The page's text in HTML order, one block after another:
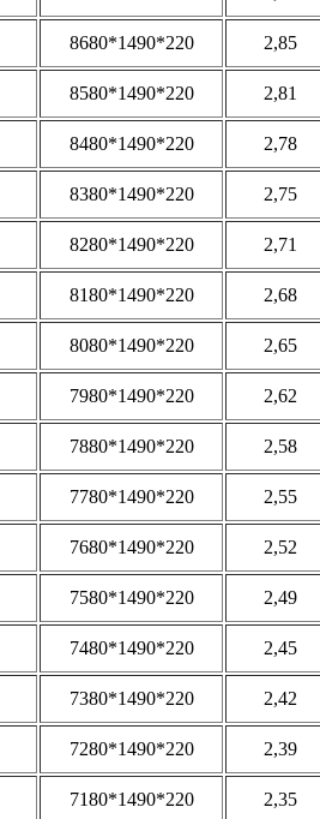
8680*1490*220 2,85
8580*1490*220 2,81
8480*1490*220 2,78
8380*1490*220 2,75
8280*1490*220 2,71
8180*1490*220 2,68
8080*1490*220 2,65
7980*1490*220 2,62
7880*1490*220 2,58
7780*1490*220 2,55
7680*1490*220 2,52
7580*1490*220 2,49
7480*1490*220 2,45
7380*1490*220 2,42
7280*1490*220 2,39
7180*1490*220 2,35